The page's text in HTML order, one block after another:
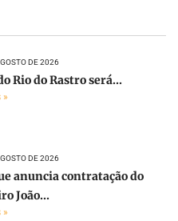
DE 2026
Rio do Rastro será...
»
DE 2026
anuncia contratação do
João...
»